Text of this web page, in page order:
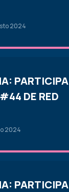
2024
PARTICIPA
DE RED
2024
PARTICIPA